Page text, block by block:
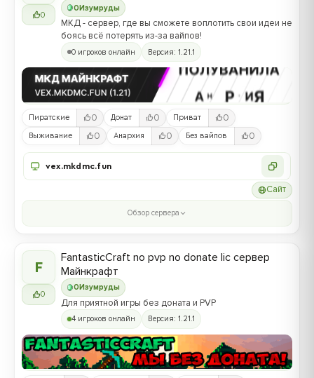
0
0Изумруды
МКД - сервер, где вы сможете воплотить свои идеи не
боясь всё потерять из-за вайпов!
0 игроков онлайн Версия: 1.21.1
Пиратские 0 Донат 0 Приват 0
Выживание 0 Анархия 0 Без вайпов 0
vex.mkdmc.fun
Сайт
Обзор сервера
F
0
0Изумруды
FantasticCraft no pvp no donate lic сервер
Майнкрафт
Для приятной игры без доната и PVP
4 игроков онлайн Версия: 1.21.1